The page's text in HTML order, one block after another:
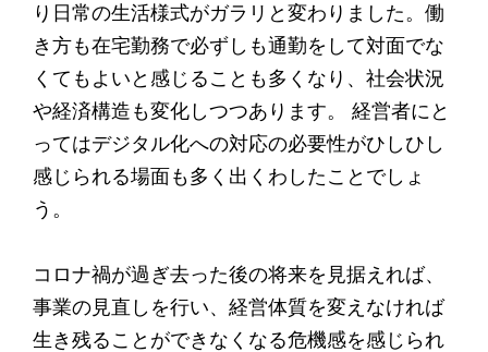
り日常の生活様式がガラリと変わりました。働
き方も在宅勤務で必ずしも通勤をして対面でな
くてもよいと感じることも多くなり、社会状況
や経済構造も変化しつつあります。 経営者にと
ってはデジタル化への対応の必要性がひしひし
感じられる場面も多く出くわしたことでしょ
う。
コロナ禍が過ぎ去った後の将来を見据えれば、
事業の見直しを行い、経営体質を変えなければ
生き残ることができなくなる危機感を感じられ